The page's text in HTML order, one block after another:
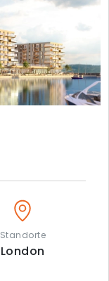
Standorte
London